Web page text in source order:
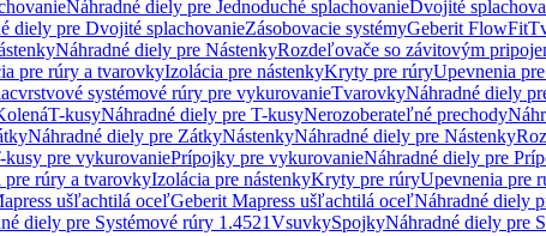
Náhradné diely pre Jednoduché splachovanieDvojité
diely pre Dvojité splachovanieZásobovacie systémyGeberit FlowFit
Náhradné diely pre NástenkyRozdeľovače so závitovým
pre rúry a tvarovkyIzolácia pre nástenkyKryty pre rúryUpevnenia
systémové rúry pre vykurovanieTvarovkyNáhradné diely
T-kusyNáhradné diely pre T-kusyNerozoberateľné prechody
Náhradné diely pre ZátkyNástenkyNáhradné diely pre Nástenky
kusy pre vykurovaniePrípojky pre vykurovanieNáhradné diely pre
pre rúry a tvarovkyIzolácia pre nástenkyKryty pre rúryUpevnenia pre
ušľachtilá oceľGeberit Mapress ušľachtilá oceľNáhradné diely
diely pre Systémové rúry 1.4521VsuvkySpojkyNáhradné diely pre